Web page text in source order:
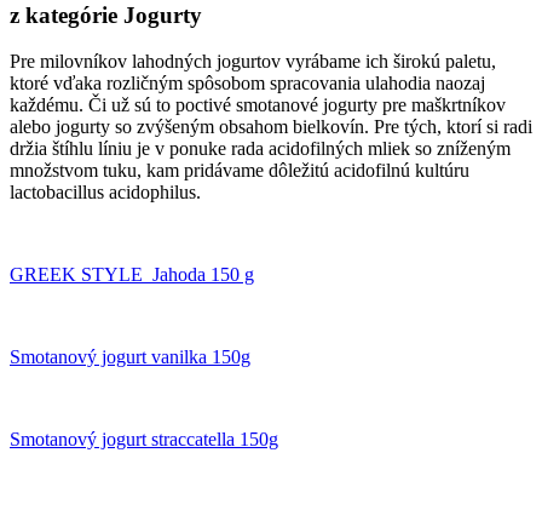
z kategórie Jogurty
Pre milovníkov lahodných jogurtov vyrábame ich širokú paletu,
ktoré vďaka rozličným spôsobom spracovania ulahodia naozaj
každému. Či už sú to poctivé smotanové jogurty pre maškrtníkov
alebo jogurty so zvýšeným obsahom bielkovín. Pre tých, ktorí si radi
držia štíhlu líniu je v ponuke rada acidofilných mliek so zníženým
množstvom tuku, kam pridávame dôležitú acidofilnú kultúru
lactobacillus acidophilus.
GREEK STYLE Jahoda 150 g
Smotanový jogurt vanilka 150g
Smotanový jogurt straccatella 150g